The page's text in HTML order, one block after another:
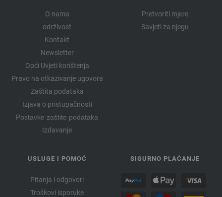
O nama
održivost
Kontakt
Newsletter
Opći Uvjeti korištenja
Pravo na otkazivanje ugovora
Zaštita podataka
Izjava o pristupačnosti
Postavke zaštite podataka
Izdavanje
Pretvoriti mjere
Savjeti za njegu
USLUGE I POMOĆ
Pitanja i odgovori
Troškovi isporuke
SIGURNO PLAĆANJE